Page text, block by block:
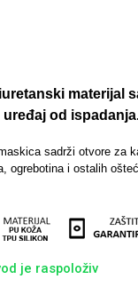
materijal
od
sadrži otvore za
ogrebotina i ostalih
je raspoloživ